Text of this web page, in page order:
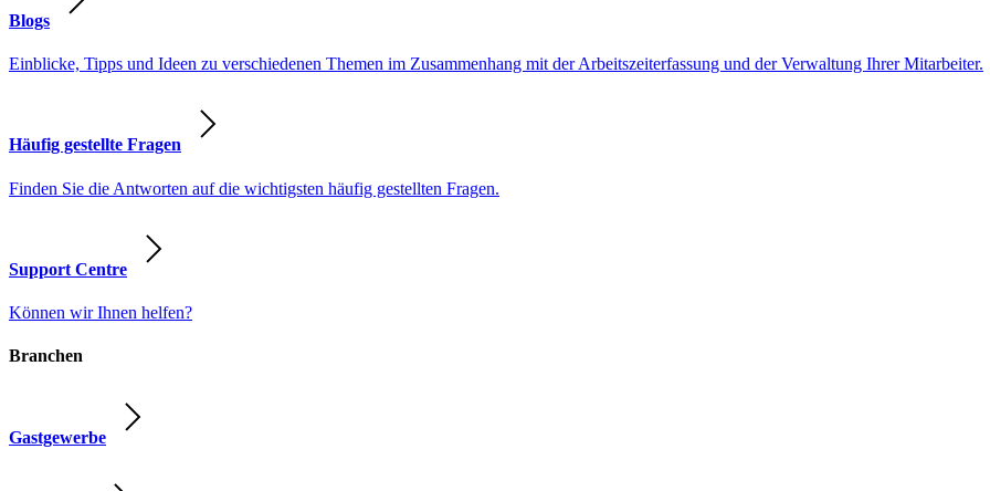
Blogs
Einblicke, Tipps und Ideen zu verschiedenen Themen im Zusammenhang mit der Arbeitszeiterfassung und der Verwaltung Ihrer Mitarbeiter.
Häufig gestellte Fragen
Finden Sie die Antworten auf die wichtigsten häufig gestellten Fragen.
Support Centre
Können wir Ihnen helfen?
Branchen
Gastgewerbe